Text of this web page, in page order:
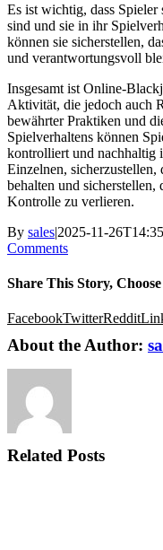
Es ist wichtig, dass Spieler
sind und sie in ihr
können sie sicherstellen,
und verantwortungsvoll
Insgesamt ist Online-
Aktivität, die jedoch auch
bewährter Praktiken und
Spielverhaltens können
kontrolliert und nachhaltig
Einzelnen,
behalten und sicherstellen,
Kontrolle zu verlieren.
By sales|2025-11-
Comments
Share This Story,
FacebookTwitterReddit
About the Author:
Related Posts